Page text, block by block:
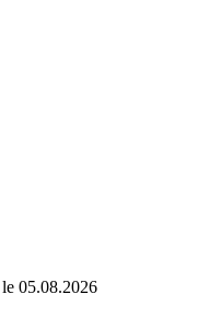
05.08.2026